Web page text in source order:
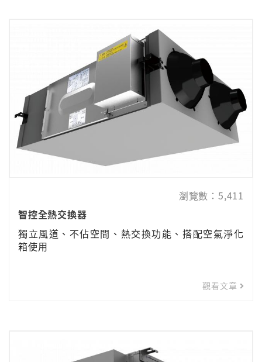
瀏覽數：5,411
智控全熱交換器
獨立風道、不佔空間、熱交換功能、搭配空氣淨化
箱使用
觀看文章